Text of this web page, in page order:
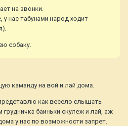
на звонки.
у нас табунами народ ходит
собаку.
каманду на вой и лай дома.
как весело слышать
баиньки скулеж и лай, аж
у нас по возможности запрет.